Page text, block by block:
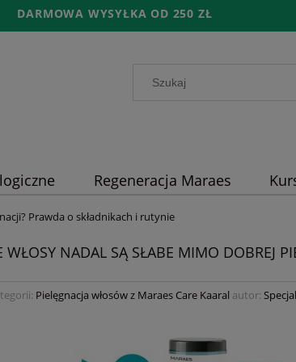
DARMOWA WYSYŁKA OD 250 ZŁ
Regeneracja Maraes
Prawda o składnikach i rutynie
WŁOSY NADAL SĄ SŁABE MIMO DOBREJ
Pielęgnacja włosów z Maraes Care Kaaral autor: